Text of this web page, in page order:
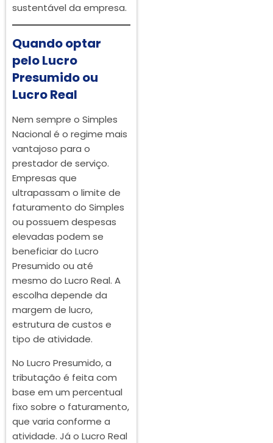
sustentável da empresa.
Quando optar
pelo Lucro
Presumido ou
Lucro Real
Nem sempre o Simples
Nacional é o regime mais
vantajoso para o
prestador de serviço.
Empresas que
ultrapassam o limite de
faturamento do Simples
ou possuem despesas
elevadas podem se
beneficiar do Lucro
Presumido ou até
mesmo do Lucro Real. A
escolha depende da
margem de lucro,
estrutura de custos e
tipo de atividade.
No Lucro Presumido, a
tributação é feita com
base em um percentual
fixo sobre o faturamento,
que varia conforme a
atividade. Já o Lucro Real